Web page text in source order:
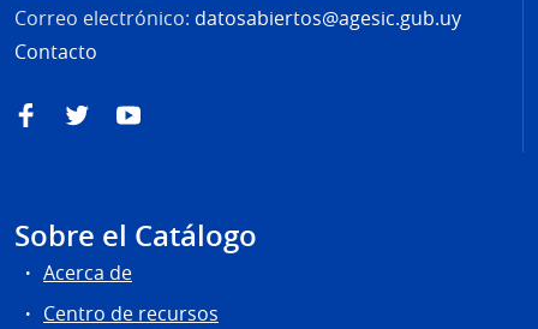
Correo electrónico: datosabiertos@agesic.gub.uy
Contacto
FacebookTwitterYouTube
Sobre el Catálogo
Acerca de
Centro de recursos